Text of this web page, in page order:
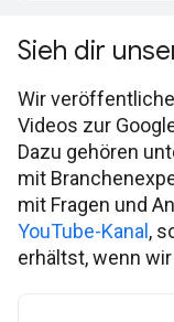
Sieh dir
Wir
Videos zur
Dazu gehören
mit
mit Fragen und
YouTube-Kanal ,
erhältst, wenn